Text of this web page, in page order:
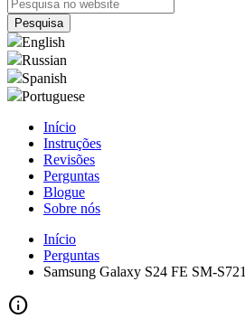
English
Russian
Spanish
Portuguese
Início
Instruções
Revisões
Perguntas
Blogue
Sobre nós
Início
Perguntas
Samsung Galaxy S24 FE SM-S721
info